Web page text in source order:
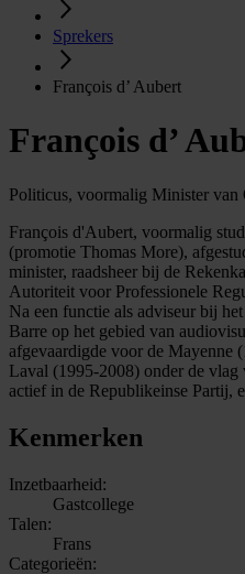
Sprekers
François d’ Aubert
François d’
Politicus, voormalig Minister van
François d'Aubert, voormalig
(promotie Thomas More),
minister, raadsheer bij de
Autoriteit voor Professionele
Na een functie als adviseur bij
Barre op het gebied van
afgevaardigde voor de Mayenne
Laval (1995-2008) onder de
actief in de Republikeinse Partij,
Kenmerken
Inzetbaarheid:
Gastcollege
Talen:
Frans
Categorieën: